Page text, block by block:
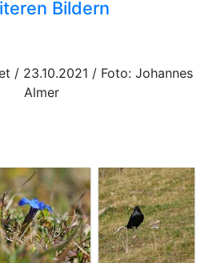
Bildern
/ 23.10.2021 / Foto: Johannes
Almer